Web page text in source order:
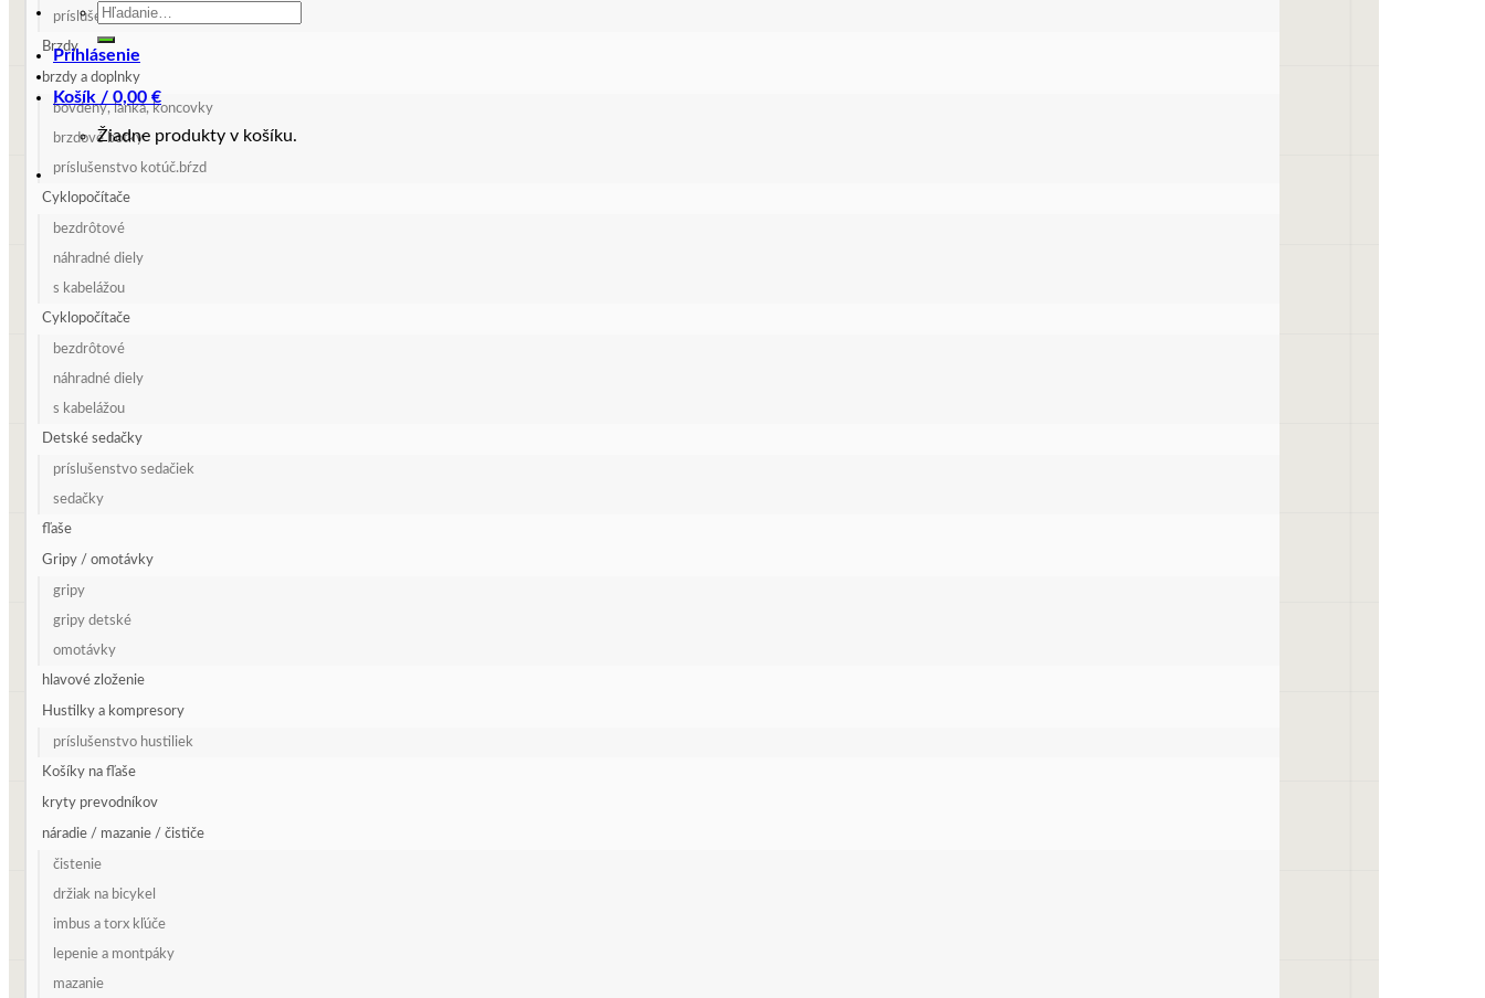
Hľadať:
Prihlásenie
Košík / 0,00 €
Žiadne produkty v košíku.
príslušenstvo blatníkov
Brzdy
brzdy a doplnky
bovdeny, lanká, koncovky
brzdové botky
príslušenstvo kotúč.bŕzd
Cyklopočítače
bezdrôtové
náhradné diely
s kabelážou
Cyklopočítače
bezdrôtové
náhradné diely
s kabelážou
Detské sedačky
príslušenstvo sedačiek
sedačky
fľaše
Gripy / omotávky
gripy
gripy detské
omotávky
hlavové zloženie
Hustilky a kompresory
príslušenstvo hustiliek
Košíky na fľaše
kryty prevodníkov
náradie / mazanie / čističe
čistenie
držiak na bicykel
imbus a torx kľúče
lepenie a montpáky
mazanie